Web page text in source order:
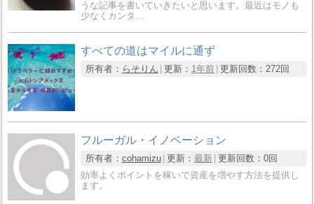
うな記事を書いていきたいと思います。最近はモノも
少なくカンタ…
すべての道はマイルに通ず
所有者： らそりん 更新： 1年前 更新回数： 272回
フルーガル・イノベーション
所有者： cohamizu 更新： 最新 更新回数： 0回
効率よくポイントを稼いで資産を増やす方法を提供し
ます。